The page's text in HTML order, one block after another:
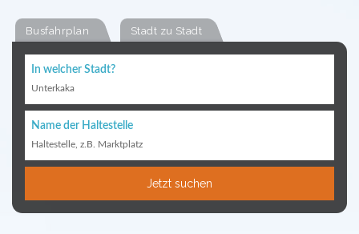
Busfahrplan Stadt zu Stadt
In welcher Stadt?
Unterkaka
Name der Haltestelle
Haltestelle, z.B. Marktplatz
Jetzt suchen